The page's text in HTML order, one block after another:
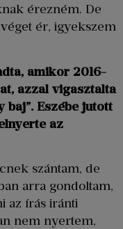
érezném. De
ér, igyekszem
amikor 2016-
azzal vigasztalta
baj”. Eszébe jutott
az
szántam, de
arra gondoltam,
az írás iránti
nem nyertem,